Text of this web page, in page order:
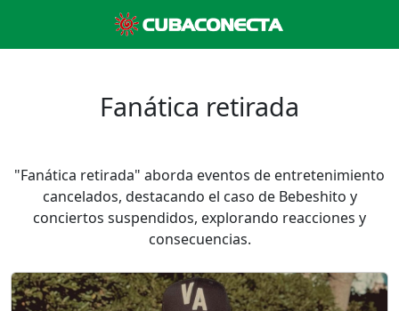
Fanática retirada
"Fanática retirada" aborda eventos de entretenimiento
cancelados, destacando el caso de Bebeshito y
conciertos suspendidos, explorando reacciones y
consecuencias.